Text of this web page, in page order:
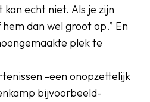
echt niet. Als je zijn
dan wel groot op.” En
plek te
-een onopzettelijk
bijvoorbeeld-